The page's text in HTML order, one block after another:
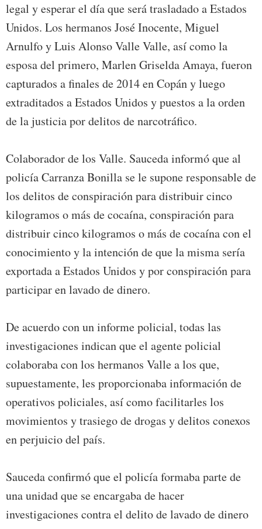
legal y esperar el día que será trasladado a Estados
Unidos. Los hermanos José Inocente, Miguel
Arnulfo y Luis Alonso Valle Valle, así como la
esposa del primero, Marlen Griselda Amaya, fueron
capturados a finales de 2014 en Copán y luego
extraditados a Estados Unidos y puestos a la orden
de la justicia por delitos de narcotráfico.
Colaborador de los Valle. Sauceda informó que al
policía Carranza Bonilla se le supone responsable de
los delitos de conspiración para distribuir cinco
kilogramos o más de cocaína, conspiración para
distribuir cinco kilogramos o más de cocaína con el
conocimiento y la intención de que la misma sería
exportada a Estados Unidos y por conspiración para
participar en lavado de dinero.
De acuerdo con un informe policial, todas las
investigaciones indican que el agente policial
colaboraba con los hermanos Valle a los que,
supuestamente, les proporcionaba información de
operativos policiales, así como facilitarles los
movimientos y trasiego de drogas y delitos conexos
en perjuicio del país.
Sauceda confirmó que el policía formaba parte de
una unidad que se encargaba de hacer
investigaciones contra el delito de lavado de dinero